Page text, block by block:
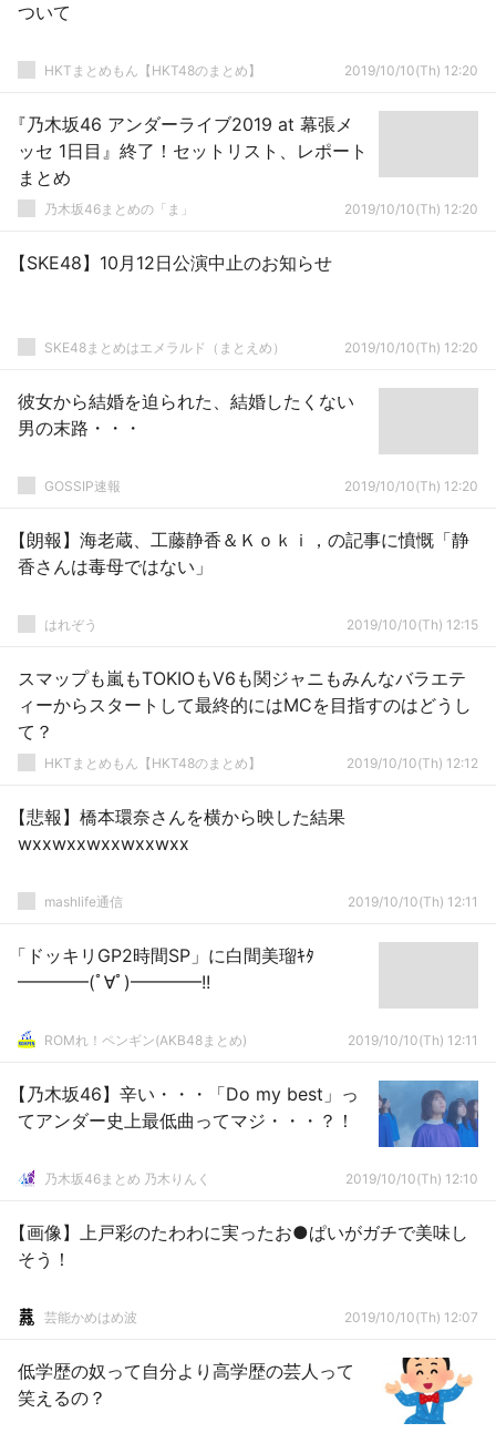
ついて
HKTまとめもん【HKT48のまとめ】 2019/10/10(Th) 12:20
『乃木坂46 アンダーライブ2019 at 幕張メ
ッセ 1日目』終了！セットリスト、レポート
まとめ
乃木坂46まとめの「ま」 2019/10/10(Th) 12:20
【SKE48】10月12日公演中止のお知らせ
SKE48まとめはエメラルド（まとえめ） 2019/10/10(Th) 12:20
彼女から結婚を迫られた、結婚したくない
男の末路・・・
GOSSIP速報 2019/10/10(Th) 12:20
【朗報】海老蔵、工藤静香＆Ｋｏｋｉ，の記事に憤慨「静
香さんは毒母ではない」
はれぞう 2019/10/10(Th) 12:15
スマップも嵐もTOKIOもV6も関ジャニもみんなバラエテ
ィーからスタートして最終的にはMCを目指すのはどうし
て？
HKTまとめもん【HKT48のまとめ】 2019/10/10(Th) 12:12
【悲報】橋本環奈さんを横から映した結果
wxxwxxwxxwxxwxx
mashlife通信 2019/10/10(Th) 12:11
「ドッキリGP2時間SP」に白間美瑠ｷﾀ
━━━━(ﾟ∀ﾟ)━━━━!!
ROMれ！ペンギン(AKB48まとめ) 2019/10/10(Th) 12:11
【乃木坂46】辛い・・・「Do my best」っ
てアンダー史上最低曲ってマジ・・・？！
乃木坂46まとめ 乃木りんく 2019/10/10(Th) 12:10
【画像】上戸彩のたわわに実ったお●ぱいがガチで美味し
そう！
芸能かめはめ波 2019/10/10(Th) 12:07
低学歴の奴って自分より高学歴の芸人って
笑えるの？